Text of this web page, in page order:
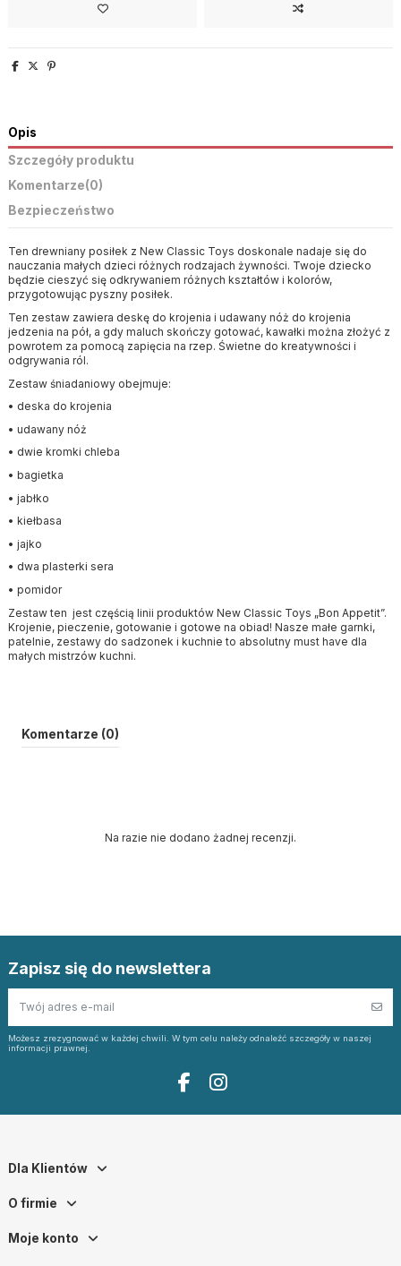
Opis
Szczegóły produktu
Komentarze(0)
Bezpieczeństwo
Ten drewniany posiłek z New Classic Toys doskonale nadaje się do
nauczania małych dzieci różnych rodzajach żywności. Twoje dziecko
będzie cieszyć się odkrywaniem różnych kształtów i kolorów,
przygotowując pyszny posiłek.
Ten zestaw zawiera deskę do krojenia i udawany nóż do krojenia
jedzenia na pół, a gdy maluch skończy gotować, kawałki można złożyć z
powrotem za pomocą zapięcia na rzep. Świetne do kreatywności i
odgrywania ról.
Zestaw śniadaniowy obejmuje:
• deska do krojenia
• udawany nóż
• dwie kromki chleba
• bagietka
• jabłko
• kiełbasa
• jajko
• dwa plasterki sera
• pomidor
Zestaw ten jest częścią linii produktów New Classic Toys „Bon Appetit”.
Krojenie, pieczenie, gotowanie i gotowe na obiad! Nasze małe garnki,
patelnie, zestawy do sadzonek i kuchnie to absolutny must have dla
małych mistrzów kuchni.
Komentarze (0)
Na razie nie dodano żadnej recenzji.
Zapisz się do newslettera
Możesz zrezygnować w każdej chwili. W tym celu należy odnaleźć szczegóły w naszej
informacji prawnej.
Dla Klientów
O firmie
Moje konto